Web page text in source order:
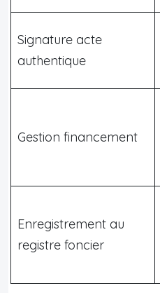
Signature acte
authentique
Gestion financement
Enregistrement au
registre foncier